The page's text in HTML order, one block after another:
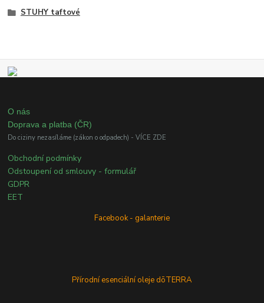
STUHY taftové
O nás
Doprava a platba (ČR)
Do ciziny nezasíláme (zákon o odpadech) - VÍCE ZDE
Obchodní podmínky
Odstoupení od smlouvy - formulář
GDPR
EET
Facebook - galanterie
Přírodní esenciální oleje dōTERRA